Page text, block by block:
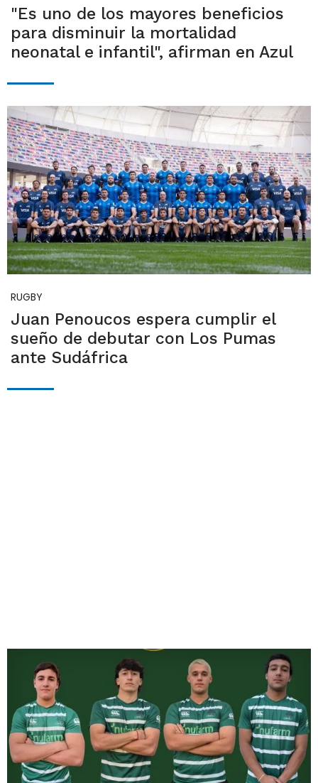
"Es uno de los mayores beneficios
para disminuir la mortalidad
neonatal e infantil", afirman en Azul
RUGBY
Juan Penoucos espera cumplir el
sueño de debutar con Los Pumas
ante Sudáfrica